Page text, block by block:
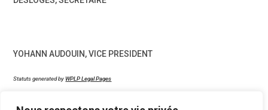
YOHANN AUDOUIN, VICE PRESIDENT
Statuts generated byWPLP Legal Pages